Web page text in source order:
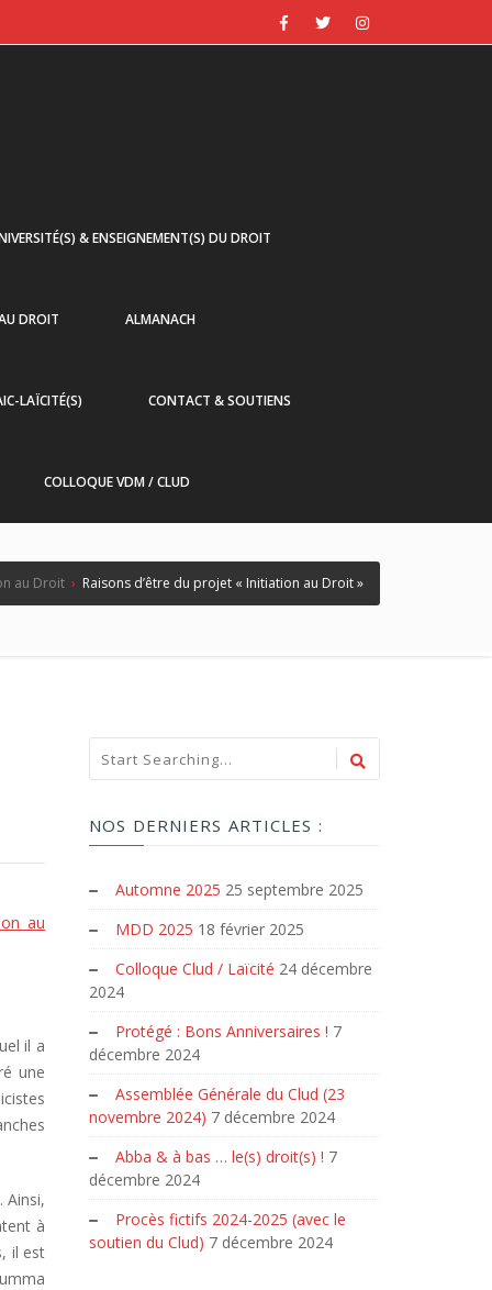
& ENSEIGNEMENT(S) DU DROIT
DROIT ALMANACH
LAÏCITÉ(S) CONTACT & SOUTIENS
COLLOQUE VDM / CLUD
au Droit › Raisons d’être du projet « Initiation au Droit »
au
il a
une
Ainsi,
à
il est
NOS DERNIERS ARTICLES :
Automne 2025 25 septembre 2025
MDD 2025 18 février 2025
Colloque Clud / Laïcité 24 décembre
2024
Protégé : Bons Anniversaires ! 7
décembre 2024
Assemblée Générale du Clud (23
novembre 2024) 7 décembre 2024
Abba & à bas … le(s) droit(s) ! 7
décembre 2024
Procès fictifs 2024-2025 (avec le
soutien du Clud) 7 décembre 2024